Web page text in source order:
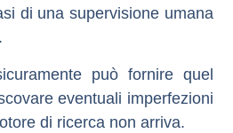
di una supervisione umana
può fornire quel
eventuali imperfezioni
di ricerca non arriva.